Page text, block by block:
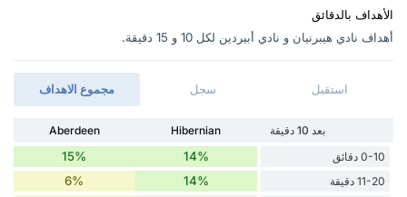
الأهداف بالدقائق
أهداف نادي هيبرنيان و نادي أبيردين ‏لكل 10 و 15 دقيقة.
مجموع الاهداف سجل استقبل
بعد 10 دقيقة Hibernian
Aberdeen
0-10 دقائق
14%
15%
11-20 دقيقة 14%
6%